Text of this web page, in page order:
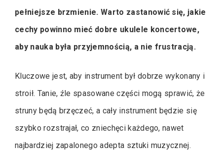
pełniejsze brzmienie. Warto zastanowić się, jakie
cechy powinno mieć dobre ukulele koncertowe,
aby nauka była przyjemnością, a nie frustracją.
Kluczowe jest, aby instrument był dobrze wykonany i
stroił. Tanie, źle spasowane części mogą sprawić, że
struny będą brzęczeć, a cały instrument będzie się
szybko rozstrajał, co zniechęci każdego, nawet
najbardziej zapalonego adepta sztuki muzycznej.